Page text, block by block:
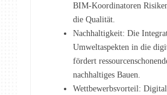
BIM-Koordinatoren
die Qualität.
Nachhaltigkeit: Die
Umweltaspekten in die
fördert
nachhaltiges Bauen.
Wettbewerbsvorteil: